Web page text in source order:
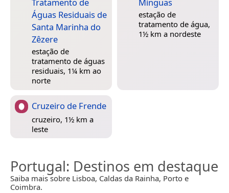
Tratamento de
Águas Residuais de
Santa Marinha do
Zêzere
estação de
tratamento de águas
residuais, 1¼ km ao
norte
Minguas
estação de
tratamento de água,
1½ km a nordeste
Cruzeiro de Frende
cruzeiro, 1½ km a
leste
Portugal: Destinos em destaque
Saiba mais sobre Lisboa, Caldas da Rainha, Porto e
Coimbra.